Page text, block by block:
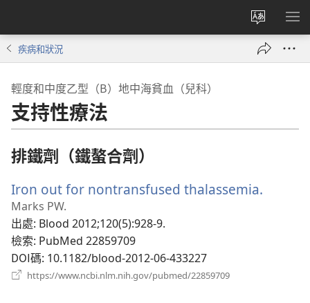
更
改
網
顯
疾病和狀況
輕度和中度乙型（Β）地中海貧血（兒科）
支持性療法
排鐵劑（鐵螯合劑）
Iron out for nontransfused thalassemia.
Marks PW.
出處‎: Blood 2012;120(5):928-9.
檢索‎: PubMed 22859709
DOI碼‎: 10.1182/blood-2012-06-433227
https://www.ncbi.nlm.nih.gov/pubmed/22859709